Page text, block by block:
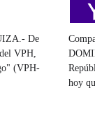
De
VPH,
(VPH-
hoy